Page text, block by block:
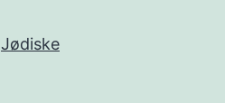
Jødiske